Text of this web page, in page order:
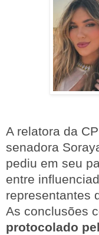
A relatora da
senadora
pediu em seu
entre
representantes
As conclusões
protocolado